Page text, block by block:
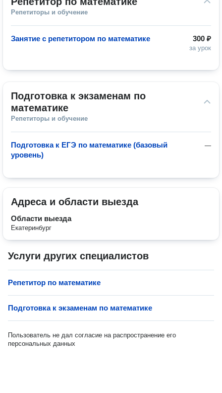
Репетиторы и обучение
300 ₽
за урок
Занятие с репетитором по математике
Подготовка к экзаменам по
математике
Репетиторы и обучение
—
Подготовка к ЕГЭ по математике (базовый
уровень)
Адреса и области выезда
Области выезда
Екатеринбург
Услуги других специалистов
Репетитор по математике
Подготовка к экзаменам по математике
Пользователь не дал согласие на распространение его
персональных данных